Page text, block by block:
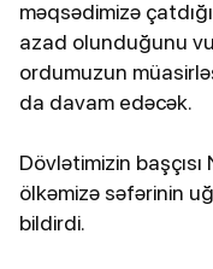
məqsədimizə
azad olunduğunu
ordumuzun
da davam edəcək.
Dövlətimizin
ölkəmizə səfərinin
bildirdi.